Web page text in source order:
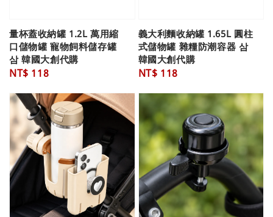
量杯蓋收納罐 1.2L 萬用縮
口儲物罐 寵物飼料儲存罐
삼 韓國大創代購
Regular
NT$ 118
義大利麵收納罐 1.65L 圓柱
式儲物罐 雜糧防潮容器 삼
韓國大創代購
Regular
NT$ 118